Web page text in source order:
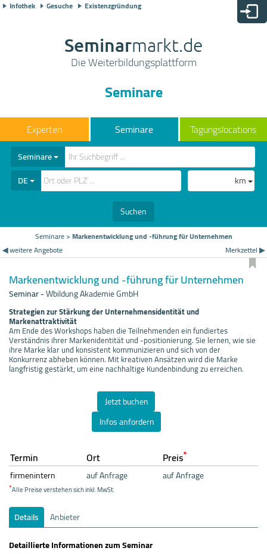
Infothek Gesuche Existenzgründung
Seminarmarkt.de
Die Weiterbildungsplattform
Seminare
Seminare Tagungslocations
Seminare
DE
km
Suchen
Seminare> Markenentwicklung und -führung für Unternehmen
◀ weitere Angebote
Merkzettel ▶
Markenentwicklung und -führung für Unternehmen
Seminar-Wbildung Akademie GmbH
Strategien zur Stärkung der Unternehmensidentität und
Markenattraktivität
Am Ende des Workshops haben die Teilnehmenden ein fundiertes
Verständnis ihrer Markenidentität und -positionierung. Sie lernen, wie sie
ihre Marke klar und konsistent kommunizieren und sich von der
Konkurrenz abheben können. Mit kreativen Ansätzen wird die Marke
langfristig gestärkt, um eine nachhaltige Kundenbindung zu erreichen.
Jetzt buchen
Infos anfordern
Termin Ort Preis*
firmenintern auf Anfrage auf Anfrage
*Alle Preise verstehen sich inkl. MwSt.
Details
Anbieter
Detaillierte Informationen zum Seminar